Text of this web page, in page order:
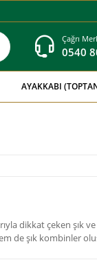
Çağrı
0540
AYAKKABI
dikkat çeken şık
de şık kombinler